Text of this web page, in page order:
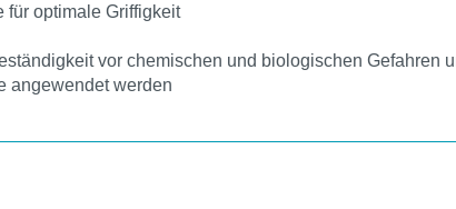
für optimale Griffigkeit
vor chemischen und biologischen
angewendet werden